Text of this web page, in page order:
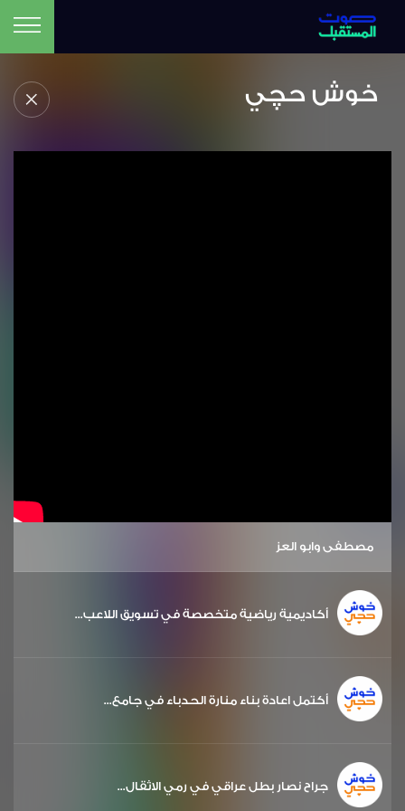
خوش حچي
مصطفى وابو العز
أكاديمية رياضية متخصصة في تسويق اللاعب...
أكتمل اعادة بناء منارة الحدباء في جامع...
جراح نصار بطل عراقي في رمي الاثقال...